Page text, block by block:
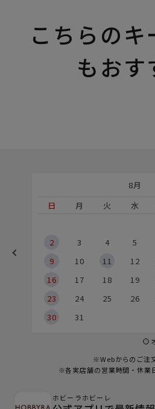
こちらのキ
もおす
8月
日
月 火 水
2
3 4 5
9
10 11 12
16
17 18 19
23
24 25 26
30
31
※Webからのご注
※各実店舗の営業時間・休業
ホビーラホビーレ